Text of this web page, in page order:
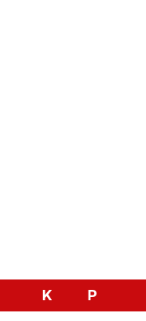
K P